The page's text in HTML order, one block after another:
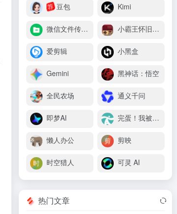
荐 豆包 Kimi
微信文件传输助手 小霸王怀旧游戏机
爱剪辑 小黑盒
Gemini 黑神话：悟空
全民农场 通义千问
即梦AI 完蛋！我被美女包围了
懒人办公 剪映
时空猎人 可灵 AI
热门文章